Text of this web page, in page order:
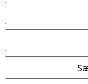
© 1986-2026 E.M.P.
EMP Webshops
EMP International